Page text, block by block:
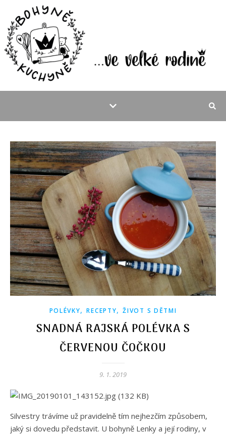
POLÉVKY,RECEPTY,ŽIVOT S DĚTMI
SNADNÁ RAJSKÁ POLÉVKA S
ČERVENOU ČOČKOU
9. 1. 2019
Silvestry trávíme už pravidelně tím nejhezčím způsobem,
jaký si dovedu představit. U bohyně Lenky a její rodiny, v